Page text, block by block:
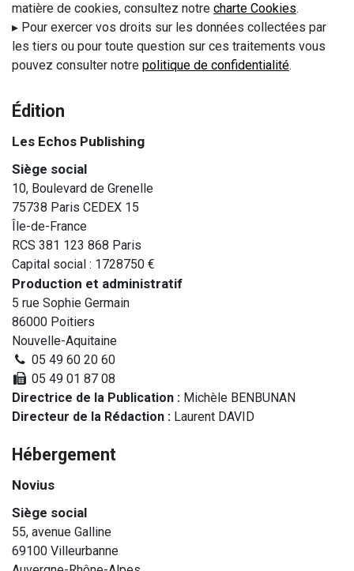
matière de cookies, consultez notre charte Cookies.
▸ Pour exercer vos droits sur les données collectées par
les tiers ou pour toute question sur ces traitements vous
pouvez consulter notre politique de confidentialité.
Édition
Les Echos Publishing
Siège social
10, Boulevard de Grenelle
75738 Paris CEDEX 15
Île-de-France
RCS 381 123 868 Paris
Capital social : 1728750 €
Production et administratif
5 rue Sophie Germain
86000 Poitiers
Nouvelle-Aquitaine
05 49 60 20 60
05 49 01 87 08
Directrice de la Publication : Michèle BENBUNAN
Directeur de la Rédaction : Laurent DAVID
Hébergement
Novius
Siège social
55, avenue Galline
69100 Villeurbanne